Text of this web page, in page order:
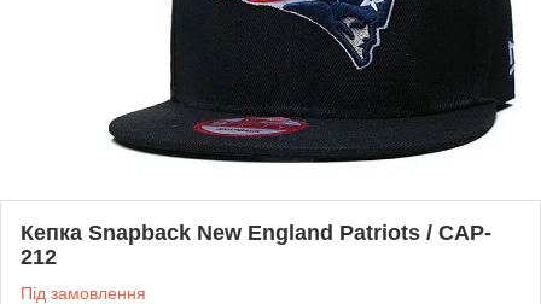
Кепка Snapback New England Patriots / CAP-
212
Під замовлення